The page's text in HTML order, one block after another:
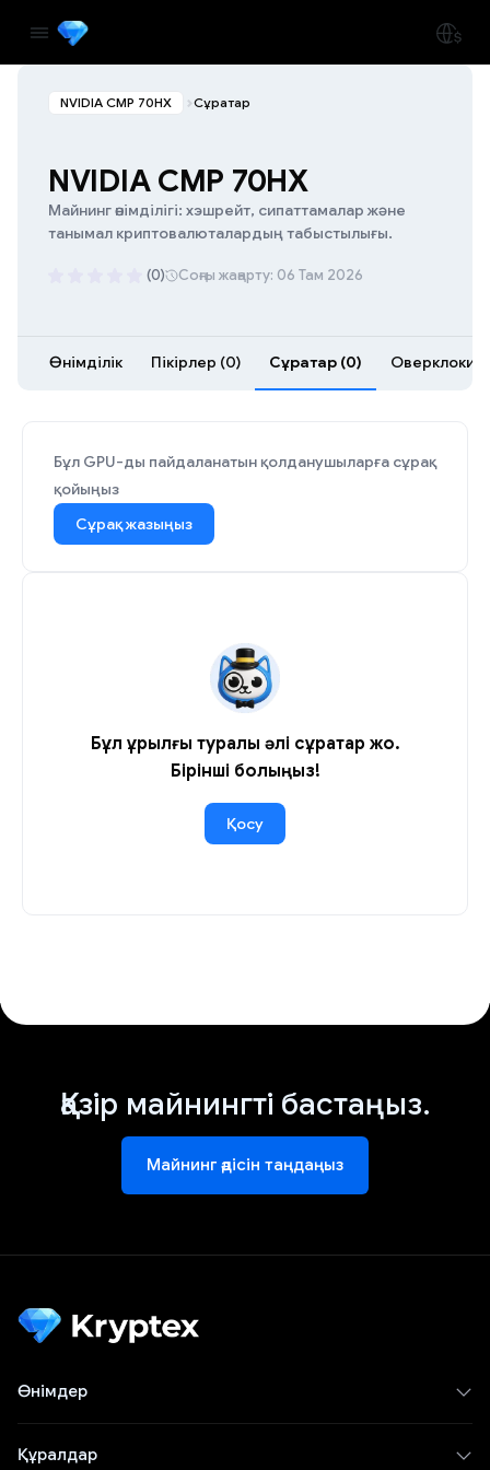
NVIDIA CMP 70HX Сұрақтар
NVIDIA CMP 70HX
Майнинг өнімділігі: хэшрейт, сипаттамалар және
танымал криптовалюталардың табыстылығы.
(0) Соңғы жаңарту: 06 Там 2026
Өнімділік Пікірлер (0) Сұрақтар (0) Оверклокинг
Бұл GPU-ды пайдаланатын қолданушыларға сұрақ
қойыңыз
Сұрақ жазыңыз
Бұл құрылғы туралы әлі сұрақтар жоқ.
Бірінші болыңыз!
Қосу
Қазір майнингті бастаңыз.
Майнинг әдісін таңдаңыз
Өнімдер
Құралдар